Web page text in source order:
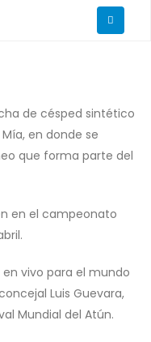
de césped sintético
en donde se
que forma parte del
en el campeonato
vivo para el mundo
Luis Guevara,
Mundial del Atún.